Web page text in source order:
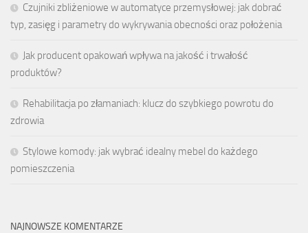
Czujniki zbliżeniowe w automatyce przemysłowej: jak dobrać
typ, zasięg i parametry do wykrywania obecności oraz położenia
Jak producent opakowań wpływa na jakość i trwałość
produktów?
Rehabilitacja po złamaniach: klucz do szybkiego powrotu do
zdrowia
Stylowe komody: jak wybrać idealny mebel do każdego
pomieszczenia
NAJNOWSZE KOMENTARZE